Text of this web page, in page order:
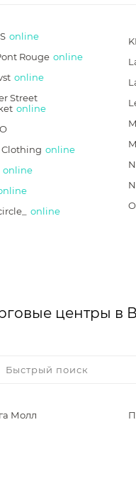
online
Rouge online
online
Street
online
online
online
online
центры в
Молл